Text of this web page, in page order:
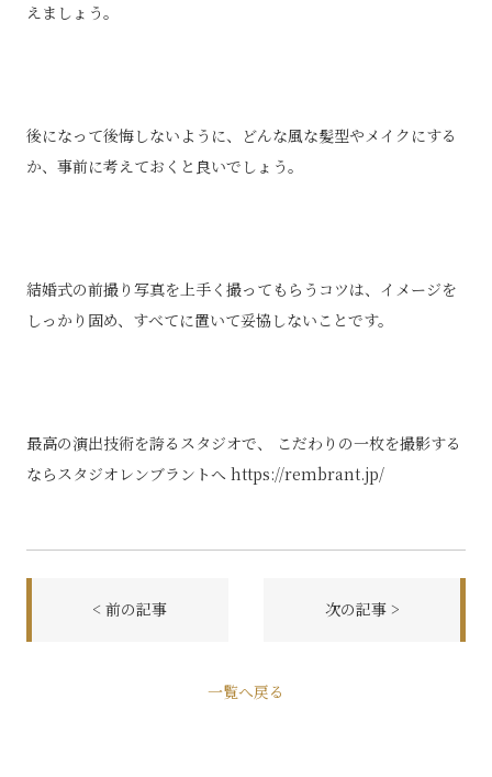
えましょう。
後になって後悔しないように、どんな風な髪型やメイクにする
か、事前に考えておくと良いでしょう。
結婚式の前撮り写真を上手く撮ってもらうコツは、イメージを
しっかり固め、すべてに置いて妥協しないことです。
最高の演出技術を誇るスタジオで、 こだわりの一枚を撮影する
ならスタジオレンブラントへ https://rembrant.jp/
< 前の記事 次の記事 >
一覧へ戻る